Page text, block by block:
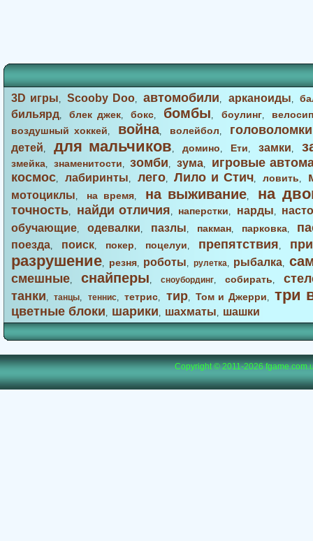
3D игры,Scooby Doo,автомобили, арканоиды,
бильярд,блек джек,бокс, бомбы, боулинг,
воздушный хоккей, война, волейбол, головоломки
детей, для мальчиков, домино, Ети, замки,
змейка, знаменитости,зомби, зума,
игровые
космос, лабиринты, лего,Лило и Стич,ловить,
мотоциклы, на время, на выживание, на
точность, найди отличия, наперстки, нарды,
обучающие, одевалки, пазлы, пакман, парковка,
поезда, поиск, покер, поцелуи, препятствия,
разрушение, резня, роботы, рулетка, рыбалка,
смешные, снайперы, сноубординг, собирать,
танки,танцы, теннис,тетрис, тир,Том и Джерри, три
цветные блоки, шарики, шахматы, шашки
Copyright © 2011-2026